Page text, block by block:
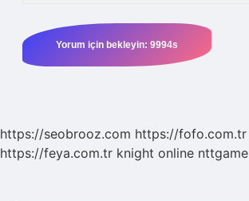
https://seobrooz.com https://fofo.com.tr
https://feya.com.tr knight online nttgame